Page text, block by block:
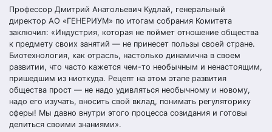
Профессор Дмитрий Анатольевич Кудлай, генеральный
директор АО «ГЕНЕРИУМ» по итогам собрания Комитета
заключил: «Индустрия, которая не поймет отношение общества
к предмету своих занятий — не принесет пользы своей стране.
Биотехнология, как отрасль, настолько динамична в своем
развитии, что часто кажется чем-то необычным и ненастоящим,
пришедшим из ниоткуда. Рецепт на этом этапе развития
общества прост — не надо удивляться необычному и новому,
надо его изучать, вносить свой вклад, понимать регуляторику
сферы! Мы давно внутри этого процесса созидания и готовы
делиться своими знаниями».